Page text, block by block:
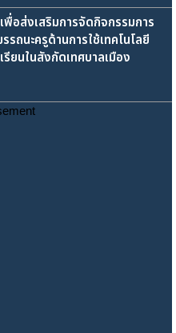
อส่งเสริมการจัดกิจกรรมการ
ถนะครูด้านการใช้เทคโนโลยี
รียนในสังกัดเทศบาลเมือง